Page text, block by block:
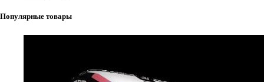
Популярные товары